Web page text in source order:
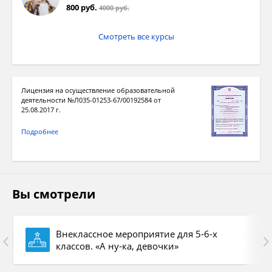
кастрюлю столовую ложку сливочного
3.Конкурс вежливости.
По одной девочке от каждой команды
получают карточки, где описана ситуация, в
Время на обдумывание -1 мин.
Конкурс оценивается в 5 баллов.
Возможные ситуации:
- Вас приглашают на День рождения, а у вас
нет средств, чтобы Купить подарок в
магазине. Как Вы поступите?
800 руб. 4000 руб.
Смотреть все курсы
Лицензия на осуществление образовательной
деятельности №Л035-01253-67/00192584 от
25.08.2017 г.
Подробнее
Вы смотрели
Внеклассное мероприятие для 5-6-х
классов. «А ну-ка, девочки»